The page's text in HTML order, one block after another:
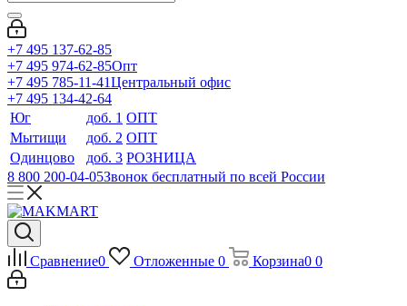
+7 495 137-62-85
+7 495 974-62-85Опт
+7 495 785-11-41Центральный офис
+7 495 134-42-64
Юг
доб. 1 ОПТ
Мытищи
доб. 2 ОПТ
Одинцово
доб. 3 РОЗНИЦА
8 800 200-04-05Звонок бесплатный по всей России
Сравнение0 Отложенные 0 Корзина0 0